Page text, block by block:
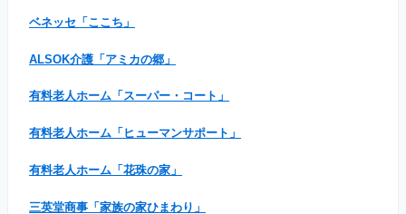
ベネッセ「ここち」
ALSOK介護「アミカの郷」
有料老人ホーム「スーパー・コート」
有料老人ホーム「ヒューマンサポート」
有料老人ホーム「花珠の家」
三英堂商事「家族の家ひまわり」